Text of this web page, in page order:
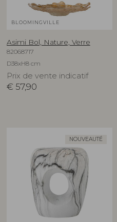
BLOOMINGVILLE
Asimi Bol, Nature, Verre
82068717
D38xH8 cm
Prix de vente indicatif
€ 57,90
NOUVEAUTÉ